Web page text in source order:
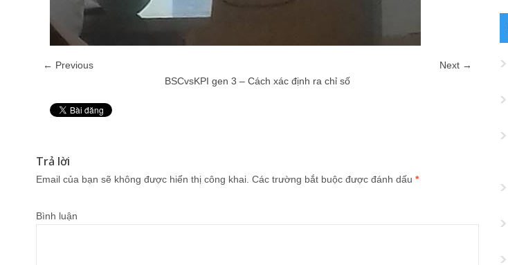
← Previous
Next →
BSCvsKPI gen 3 – Cách xác định ra chỉ số
Trả lời
Email của bạn sẽ không được hiển thị công khai. Các trường bắt buộc được đánh dấu *
Bình luận